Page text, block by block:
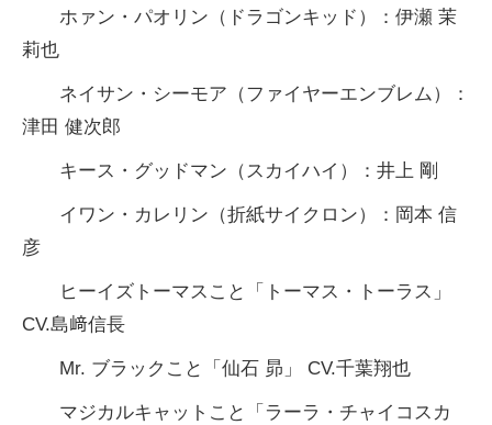
ホァン・パオリン（ドラゴンキッド）：伊瀬 茉
莉也
ネイサン・シーモア（ファイヤーエンブレム）：
津田 健次郎
キース・グッドマン（スカイハイ）：井上 剛
イワン・カレリン（折紙サイクロン）：岡本 信
彦
ヒーイズトーマスこと「トーマス・トーラス」
CV.島﨑信長
Mr. ブラックこと「仙石 昴」 CV.千葉翔也
マジカルキャットこと「ラーラ・チャイコスカ